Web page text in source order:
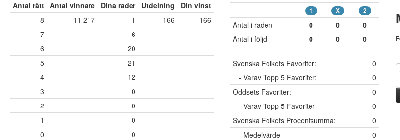
Antal rätt Antal vinnare Dina rader Utdelning
Din vinst
8
11 217 1 166
166
7
6
6
20
5
21
4
12
3
0
2
0
1
0
0
0
1 X 2
Antal i raden 0 0
0
Antal i följd
0 0 0
Svenska Folkets Favoriter:
0
- Varav Topp 5 Favoriter:
0
Oddsets Favoriter:
0
- Varav Topp 5 Favoriter
0
Svenska Folkets Procentsumma:
0
- Medelvärde
0